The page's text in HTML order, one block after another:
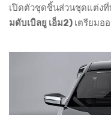
เปิดตัวชุดชิ้นส่วนชุดแต่งที่
มดับเบิลยู เอ็ม2) เตรียมอ